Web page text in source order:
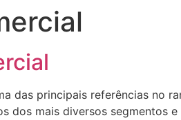
das principais referências no
dos mais diversos segmentos